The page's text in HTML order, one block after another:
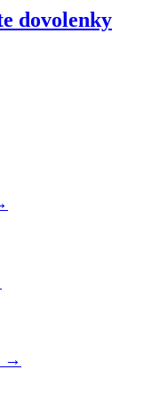
dovolenky
→